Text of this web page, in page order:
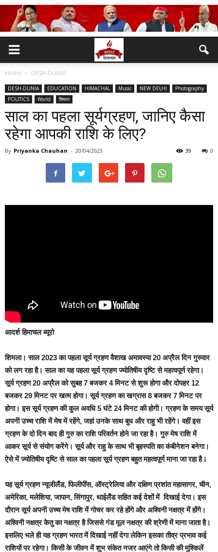
Home DESH-DUNIA
DESH-DUNIA EDUCATION HIMACHAL Music NEW DELHI
Photography
POLITICS
World शिमला
साल का पहला सूर्यग्रहण, जानिए कैसा
रहेगा आपकी राशि के लिए?
By Priyanka Chauhan - 20/04/2023 0
39
आदर्श हिमाचल ब्यूरो
शिमला। साल 2023 का पहला सूर्य ग्रहण वैशाख अमावस्या 20 अप्रैल दिन गुरुवार
को लग रहा है। साल का यह पहला सूर्य ग्रहण ज्योतिषीय दृष्टि से महत्वपूर्ण रहेगा।
सूर्य ग्रहण 20 अप्रैल को सुबह 7 बजकर 4 मिनट से शुरू होगा और दोपहर 12
बजकर 29 मिनट पर खत्म होगा। सूर्य ग्रहण का खग्रास 8 बजकर 7 मिनट पर
होगा। इस सूर्य ग्रहण की कुल अवधि 5 घंटे 24 मिनट की होगी। ग्रहण के समय सूर्य
अपनी उच्च राशि में मेष में रहेंगे, जहां उनके साथ बुध और राहु भी रहेंगे। वहीं इस
ग्रहण के दो दिन बाद ही गुरु का राशि परिवर्तन होने जा रहा है। गुरु मेष राशि में
आकर सूर्य से संयोग करेंगे। सूर्य और राहु के साथ भी बृहस्पति का कंबीनेशन बनेगा।
ऐसे में ज्योतिषीय दृष्टि से साल का पहला सूर्य ग्रहण बहुत महत्वपूर्ण माना जा रहा है।
यह सूर्य ग्रहण न्यूजीलैंड, फिलीपींस, ऑस्ट्रेलिया और दक्षिण प्रशांत महासागर, चीन,
अमेरिका, मलेशिया, जापान, सिंगापुर, थाईलैंड सहित कई देशों में दिखाई देगा। इस
दौरान सूर्य अपनी उच्च मेष राशि में गोचर कर रहे होंगे और अश्विनी नक्षत्र में होंगे।
अश्विनी नक्षत्र केतु का नक्षत्र है जिससे गंड मूल नक्षत्र की श्रेणी में माना जाता है।
इसलिए भले ही यह ग्रहण भारत में दिखाई नहीं देगा लेकिन इसका तीव्र प्रभाव कई
राशियों पर रहेगा। किसी के जीवन में शुभ संकेत नजर आएंगे तो किसी की मुश्किलें